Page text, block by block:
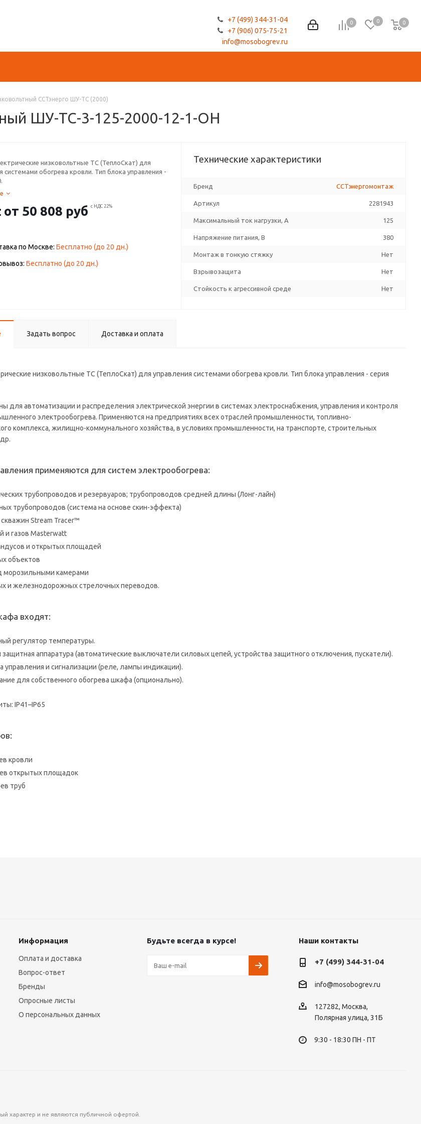
0 0 0
0
+7 (499) 344-31-04
+7 (906) 075-75-21
info@mosobogrev.ru
ССТэнерго ШУ-ТС (2000)
ШУ-ТС-3-125-2000-12-1-OH
низковольтные ТС (ТеплоСкат) для
системами обогрева кровли. Тип блока управления -
от 50 808 руб с НДС 22%
по Москве:Бесплатно (до 20 дн.)
Бесплатно (до 20 дн.)
Технические характеристики
Бренд ССТэнергомонтаж
Артикул 2281943
Максимальный ток нагрузки, А 125
Напряжение питания, В 380
Монтаж в тонкую стяжку Нет
Взрывозащита Нет
Стойкость к агрессивной среде Нет
Задать вопрос Доставка и оплата
низковольтные ТС (ТеплоСкат) для управления системами обогрева кровли. Тип блока управления - серия
для автоматизации и распределения электрической энергии в системах электроснабжения, управления и контроля
электрообогрева. Применяются на предприятиях всех отраслей промышленности, топливно-
комплекса, жилищно-коммунального хозяйства, в условиях промышленности, на транспорте, строительных
применяются для систем электрообогрева:
трубопроводов и резервуаров; трубопроводов средней длины (Лонг-лайн)
трубопроводов (система на основе скин-эффекта)
Stream Tracer™
и газов Masterwatt
и открытых площадей
объектов
морозильными камерами
и железнодорожных стрелочных переводов.
входят:
регулятор температуры.
защитная аппаратура (автоматические выключатели силовых цепей, устройства защитного отключения, пускатели).
управления и сигнализации (реле, лампы индикации).
для собственного обогрева шкафа (опционально).
IP41–IP65
кровли
открытых площадок
труб
Информация
Оплата и доставка
Вопрос-ответ
Бренды
Опросные листы
О персональных данных
Будьте всегда в курсе! Наши контакты
+7 (499) 344-31-04
info@mosobogrev.ru
127282, Москва,
Полярная улица, 31Б
9:30 - 18:30 ПН - ПТ
характер и не являются публичной офертой.